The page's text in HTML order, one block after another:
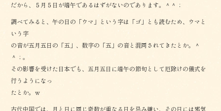
だから、５月５日が端午であるはずがないのであります。＾＾；
調べてみると、午の日の「ウマ」という字は「ゴ」とも読むため、ウマと
いう字
の音が五月五日の「五」、数字の「五」の音と混同されてきたとか。＾
＾；。
その影響を受けた日本でも、五月五日に端午の節句として厄除けの儀式を
行うようになっ
たとか。ｗ
古代中国では、月と日に同じ奇数が重なる日を忌み嫌い、その日には邪気